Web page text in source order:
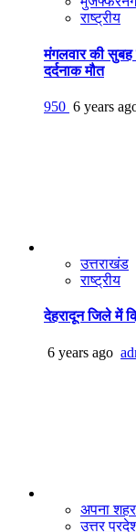
राष्ट्रीय
मंगलवार की
दर्दनाक मौत
950 6 years
उत्तराखंड
राष्ट्रीय
देहरादून जिले में
6 years ago
अपना शहर
उत्तर